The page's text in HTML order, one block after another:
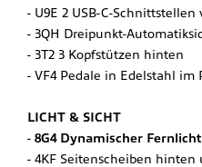
U9E 2 USB-C-
3QH Dreipunkt-
3T2 3 Kopfstützen hinten
VF4 Pedale in Edelstahl im
LICHT & SICHT
8G4 Dynamischer
4KF Seitenscheiben hinten